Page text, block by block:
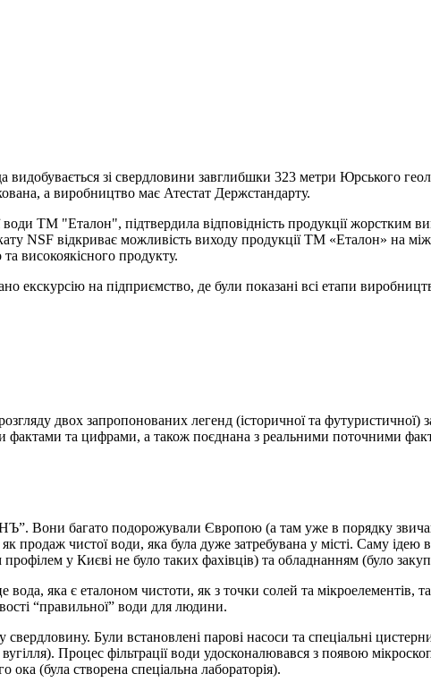
зі свердловини завглибшки 323 метри Юрського
а виробництво має Атестат Держстандарту.
ТМ "Еталон", підтвердила відповідність продукції жорстким
NSF відкриває можливість виходу продукції ТМ «Еталон» на
високоякісного продукту.
екскурсію на підприємство, де були показані всі етапи
двох запропонованих легенд (історичної та футуристичної)
та цифрами, а також поєднана з реальними поточними
Вони багато подорожували Європою (а там уже в порядку
продаж чистої води, яка була дуже затребувана у місті. Саму
у Києві не було таких фахівців) та обладнанням (було
яка є еталоном чистоти, як з точки солей та мікроелементів,
“правильної” води для людини.
Були встановлені парові насоси та спеціальні
Процес фільтрації води удосконалювався з появою
(була створена спеціальна лабораторія).